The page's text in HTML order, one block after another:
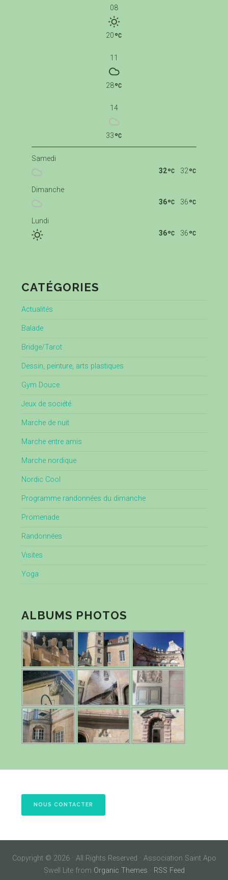
08
20
11
28
14
33
Samedi
32
32
Dimanche
36
36
Lundi
36
36
CATÉGORIES
Actualités
Balade
Bridge/Tarot
Dessin, peinture, arts plastiques
Gym Douce
Jeux de société
Marche de nuit
Marche entre amis
Marche nordique
Nordic Cool
Programme randonnées du dimanche
Promenade
Randonnées
Visites
Yoga
ALBUMS PHOTOS
NOUS CONTACTER
Copyright © 2026 · All Rights Reserved · Association Saint Apo
Swell Lite from Organic Themes · RSS Feed